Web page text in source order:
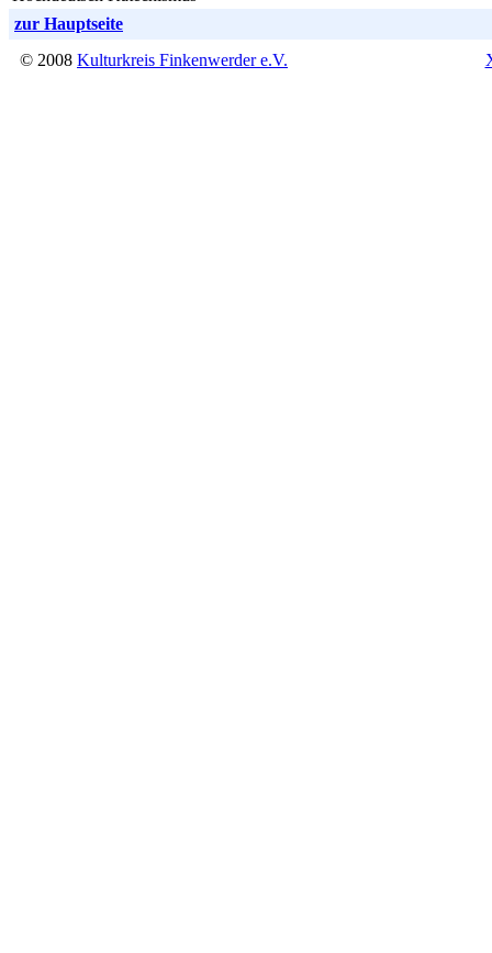
zur Hauptseite
© 2008 Kulturkreis Finkenwerder e.V.